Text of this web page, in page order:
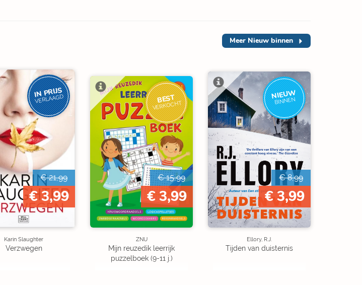
Meer Nieuw binnen
IN PRIJS
VERLAAGD
€ 21,99
€ 3,99
Karin Slaughter
Verzwegen
BEST
VERKOCHT
€ 15,99
€ 3,99
ZNU
Mijn reuzedik leerrijk
puzzelboek (9-11 j.)
NIEUW
BINNEN
€ 8,99
€ 3,99
Ellory, R.J.
Tijden van duisternis